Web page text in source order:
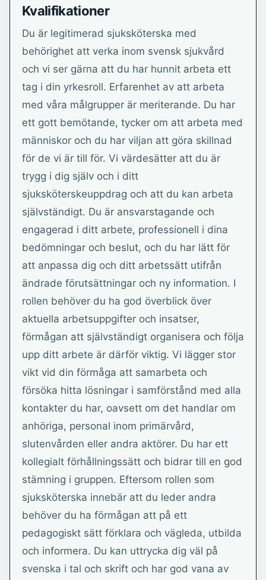
Kvalifikationer
Du är legitimerad sjuksköterska med
behörighet att verka inom svensk sjukvård
och vi ser gärna att du har hunnit arbeta ett
tag i din yrkesroll. Erfarenhet av att arbeta
med våra målgrupper är meriterande. Du har
ett gott bemötande, tycker om att arbeta med
människor och du har viljan att göra skillnad
för de vi är till för. Vi värdesätter att du är
trygg i dig själv och i ditt
sjuksköterskeuppdrag och att du kan arbeta
självständigt. Du är ansvarstagande och
engagerad i ditt arbete, professionell i dina
bedömningar och beslut, och du har lätt för
att anpassa dig och ditt arbetssätt utifrån
ändrade förutsättningar och ny information. I
rollen behöver du ha god överblick över
aktuella arbetsuppgifter och insatser,
förmågan att självständigt organisera och följa
upp ditt arbete är därför viktig. Vi lägger stor
vikt vid din förmåga att samarbeta och
försöka hitta lösningar i samförstånd med alla
kontakter du har, oavsett om det handlar om
anhöriga, personal inom primärvård,
slutenvården eller andra aktörer. Du har ett
kollegialt förhållningssätt och bidrar till en god
stämning i gruppen. Eftersom rollen som
sjuksköterska innebär att du leder andra
behöver du ha förmågan att på ett
pedagogiskt sätt förklara och vägleda, utbilda
och informera. Du kan uttrycka dig väl på
svenska i tal och skrift och har god vana av